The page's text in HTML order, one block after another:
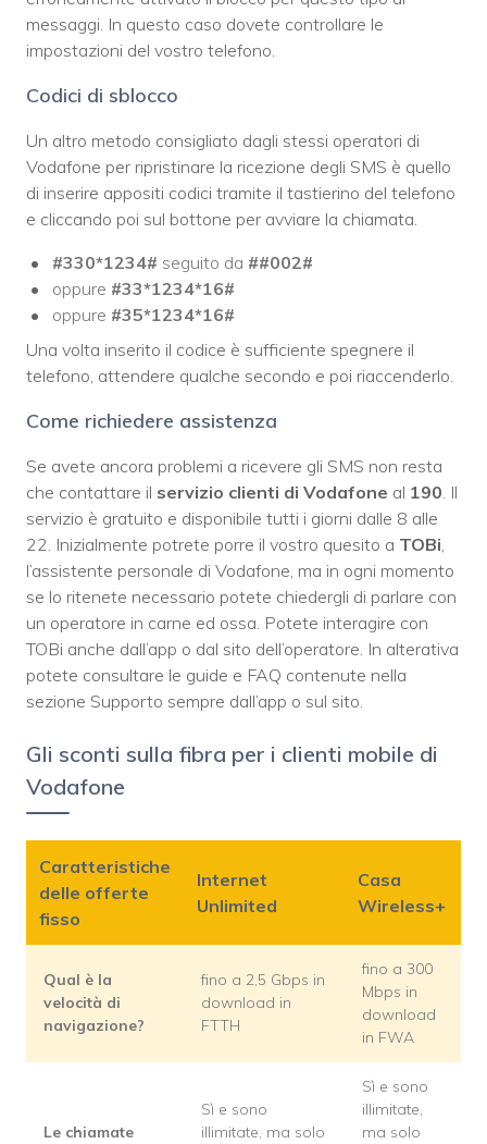
messaggi. In questo caso dovete controllare le
impostazioni del vostro telefono.
Codici di sblocco
Un altro metodo consigliato dagli stessi operatori di
Vodafone per ripristinare la ricezione degli SMS è quello
di inserire appositi codici tramite il tastierino del telefono
e cliccando poi sul bottone per avviare la chiamata.
#330*1234# seguito da ##002#
oppure #33*1234*16#
oppure #35*1234*16#
Una volta inserito il codice è sufficiente spegnere il
telefono, attendere qualche secondo e poi riaccenderlo.
Come richiedere assistenza
Se avete ancora problemi a ricevere gli SMS non resta
che contattare il servizio clienti di Vodafone al 190. Il
servizio è gratuito e disponibile tutti i giorni dalle 8 alle
22. Inizialmente potrete porre il vostro quesito a TOBi,
l’assistente personale di Vodafone, ma in ogni momento
se lo ritenete necessario potete chiedergli di parlare con
un operatore in carne ed ossa. Potete interagire con
TOBi anche dall’app o dal sito dell’operatore. In alterativa
potete consultare le guide e FAQ contenute nella
sezione Supporto sempre dall’app o sul sito.
Gli sconti sulla fibra per i clienti mobile di
Vodafone
Caratteristiche
delle offerte
fisso
Internet
Unlimited
Casa
Wireless+
Qual è la
velocità di
navigazione?
fino a 2,5 Gbps in
download in
FTTH
fino a 300
Mbps in
download
in FWA
Le chiamate
Sì e sono
illimitate, ma solo
Sì e sono
illimitate,
ma solo